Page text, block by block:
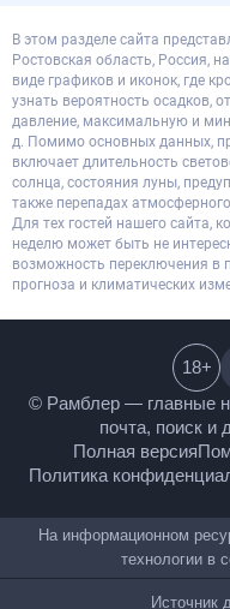
В этом разделе сайта
Ростовская область, Россия,
виде графиков и иконок, где
узнать вероятность осадков,
давление, максимальную и
д. Помимо основных данных,
включает длительность
солнца, состояния луны,
также перепадах
Для тех гостей нашего сайта,
неделю может быть не
возможность переключения в
прогноза и климатических
© Рамблер —
гороскопы, почта,
Полная версия
Политика
18+
На
рекомендательные